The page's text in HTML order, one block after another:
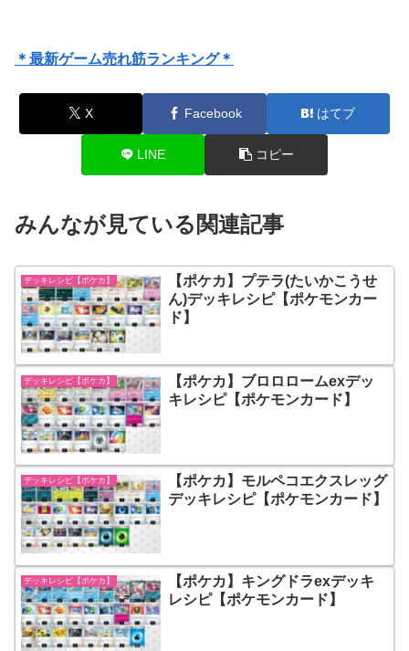
＊最新ゲーム売れ筋ランキング＊
X Facebook はてブ
LINE コピー
みんなが見ている関連記事
デッキレシピ【ポケカ】
【ポケカ】プテラ(たいかこうせ
ん)デッキレシピ【ポケモンカー
ド】
デッキレシピ【ポケカ】
【ポケカ】ブロロロームexデッ
キレシピ【ポケモンカード】
デッキレシピ【ポケカ】
【ポケカ】モルペコエクスレッグ
デッキレシピ【ポケモンカード】
デッキレシピ【ポケカ】
【ポケカ】キングドラexデッキ
レシピ【ポケモンカード】